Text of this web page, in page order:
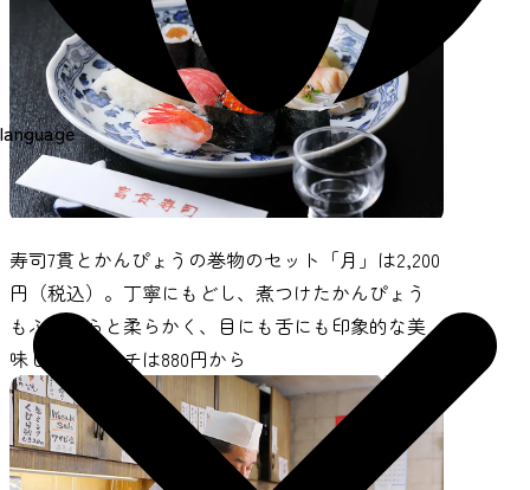
language
寿司7貫とかんぴょうの巻物のセット「月」は2,200
円（税込）。丁寧にもどし、煮つけたかんぴょう
もふっくらと柔らかく、目にも舌にも印象的な美
味しさ。ランチは880円から